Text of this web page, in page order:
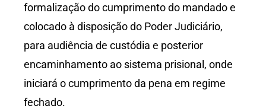
formalização do cumprimento do mandado e
colocado à disposição do Poder Judiciário,
para audiência de custódia e posterior
encaminhamento ao sistema prisional, onde
iniciará o cumprimento da pena em regime
fechado.